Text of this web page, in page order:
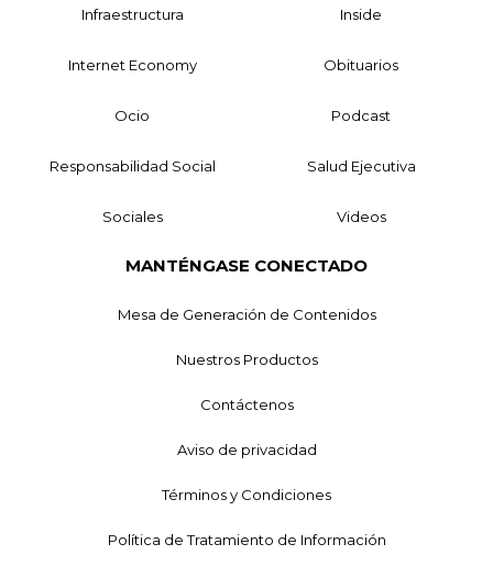
Infraestructura Inside
Internet Economy Obituarios
Ocio Podcast
Responsabilidad Social Salud Ejecutiva
Sociales Videos
MANTÉNGASE CONECTADO
Mesa de Generación de Contenidos
Nuestros Productos
Contáctenos
Aviso de privacidad
Términos y Condiciones
Política de Tratamiento de Información